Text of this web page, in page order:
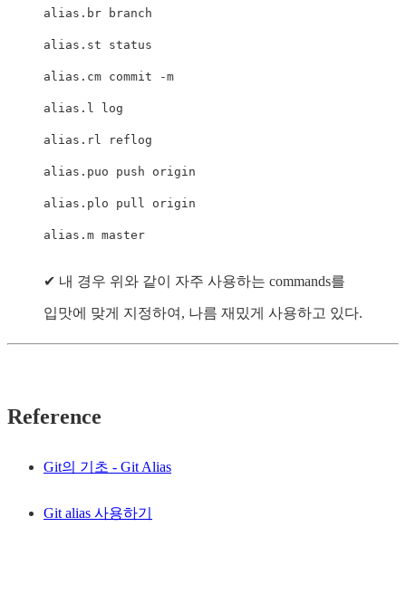
alias.br branch
alias.st status
alias.cm commit -m
alias.l log
alias.rl reflog
alias.puo push origin
alias.plo pull origin
alias.m master
✔ 내 경우 위와 같이 자주 사용하는 commands를
입맛에 맞게 지정하여, 나름 재밌게 사용하고 있다.
Reference
Git의 기초 - Git Alias
Git alias 사용하기